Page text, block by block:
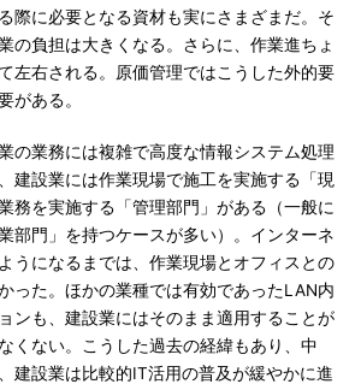
際に必要となる資材も実にさまざまだ。そ
の負担は大きくなる。さらに、作業進ちょ
左右される。原価管理ではこうした外的要
がある。
の業務には複雑で高度な情報システム処理
建設業には作業現場で施工を実施する「現
務を実施する「管理部門」がある（一般に
部門」を持つケースが多い）。インターネ
うになるまでは、作業現場とオフィスとの
った。ほかの業種では有効であったLAN内
ンも、建設業にはそのまま適用することが
くない。こうした過去の経緯もあり、中
建設業は比較的IT活用の普及が緩やかに進